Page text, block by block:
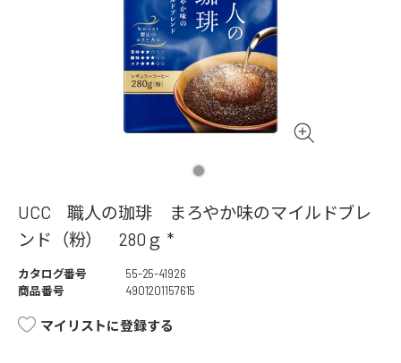
UCC 職人の珈琲 まろやか味のマイルドブレ
ンド（粉） 280ｇ *
カタログ番号
55-25-41926
商品番号
4901201157615
マイリストに登録する